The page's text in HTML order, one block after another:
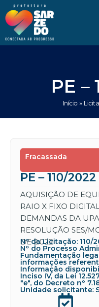
conteúdo
para
conteúdo
PE –
Início »
Fracassada
PE – 110/2022
AQUISIÇÃO DE
RAIO X FIXO
DEMANDAS DA
RESOLUÇÃO SES/
DE 2.022
Nº da Licitação: 110/
Nº do Processo
Fundamentação
informações
Informação
Inciso IV, da Lei
"e", do Decreto nº
Unidade solicitante: